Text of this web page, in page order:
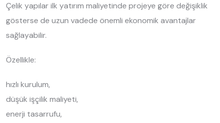
Çelik yapılar ilk yatırım maliyetinde projeye göre değişiklik
gösterse de uzun vadede önemli ekonomik avantajlar
sağlayabilir.
Özellikle:
hızlı kurulum,
düşük işçilik maliyeti,
enerji tasarrufu,